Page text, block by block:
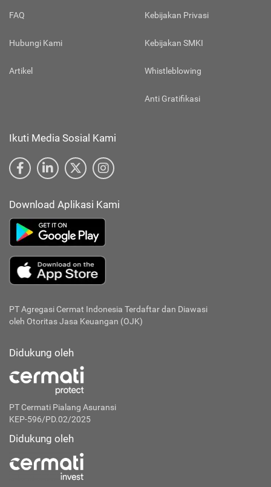
FAQ
Hubungi Kami
Artikel
Kebijakan Privasi
Kebijakan SMKI
Whistleblowing
Anti Gratifikasi
Ikuti Media Sosial Kami
Download Aplikasi Kami
PT Agregasi Cermat Indonesia Terdaftar dan Diawasi
oleh Otoritas Jasa Keuangan (OJK)
Didukung oleh
PT Cermati Pialang Asuransi
KEP-596/PD.02/2025
Didukung oleh